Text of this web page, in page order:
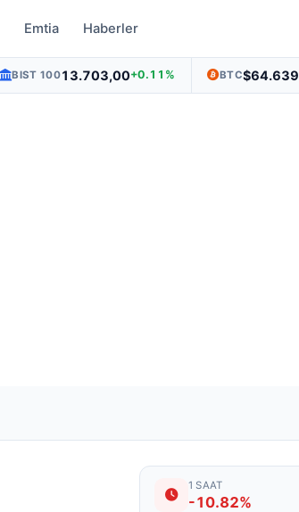
Emtia Haberler
BIST 10013.703,00+0.11% BTC$64.639
1 SAAT
-10.82%